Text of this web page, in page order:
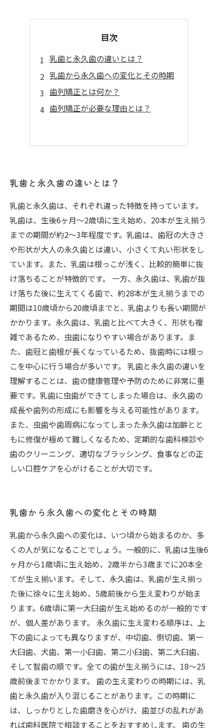
目次
乳歯と永久歯の違いとは？
乳歯から永久歯への変化とその時期
歯列矯正とは何か？
歯列矯正が必要な理由とは？
乳歯と永久歯の違いとは？
乳歯と永久歯は、それぞれ違った特徴を持っています。
乳歯は、生後6ヶ月〜2歳頃に生え始め、20本が生え揃う
までの期間が約2〜3年程度です。乳歯は、歯冠の大きさ
や形状が大人の永久歯とは違い、小さくて丸い形状をし
ています。また、乳歯は根っこが浅く、比較的簡単に抜
け落ちることが特徴的です。 一方、永久歯は、乳歯が抜
け落ちた後に生えてくる歯で、約28本が生え揃うまでの
期間は10歳頃から20歳頃までと、乳歯よりも長い期間が
かかります。永久歯は、乳歯と比べて大きく、形状も複
雑であるため、虫歯になりやすい場合があります。ま
た、歯冠と歯根が長くなっているため、抜歯時には根っ
こを中心に行う場合が多いです。 乳歯と永久歯の違いを
理解することは、歯の健康管理や予防のために非常に重
要です。乳歯に虫歯ができてしまった場合は、永久歯の
成長や歯列の形成にも影響を与える可能性があります。
また、虫歯や歯周病になってしまった永久歯は加齢とと
もに修復が極めて難しくなるため、定期的な歯科検診や
歯のクリーニング、適切なブラッシング、食事などの正
しい口腔ケアを心がけることが大切です。
乳歯から永久歯への変化とその時期
乳歯から永久歯への変化は、いつ頃から始まるのか、多
くの人が気になることでしょう。一般的に、乳歯は生後6
ヶ月から1歳頃に生え始め、2歳半から3歳までに20本全
てが生え揃います。そして、永久歯は、乳歯が生え揃っ
た後に徐々に生え始め、5歳前後から生え変わりが始ま
ります。6歳頃に第一大臼歯が生え始めるのが一般的です
が、個人差があります。 永久歯に生え変わる順序は、上
下の歯によっても異なりますが、中切歯、側切歯、第一
大臼歯、犬歯、第一小臼歯、第二小臼歯、第二大臼歯、
そして智歯の順です。全ての歯が生え揃うには、18～25
歳前後までかかります。 歯の生え変わりの時期には、乳
歯と永久歯が入り混じることがあります。この時期に
は、しっかりとした歯磨きを心がけ、歯並びの乱れがあ
れば歯科医院で相談することをおすすめします。 歯の生